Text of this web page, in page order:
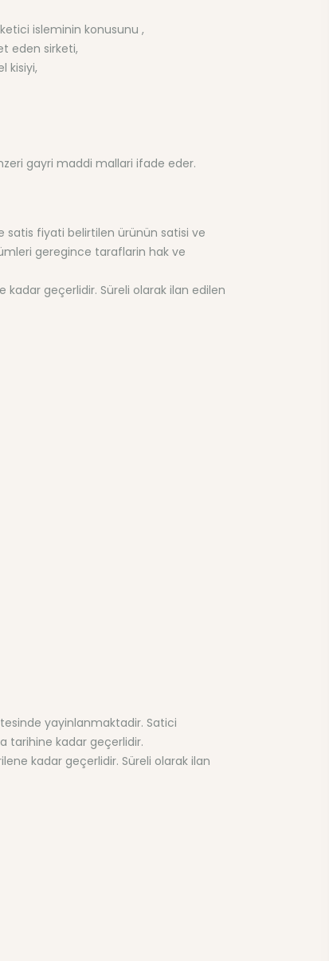
isleminin konusunu ,
eden sirketi,
kisiyi,
gayri maddi mallari ifade eder.
satis fiyati belirtilen ürünün satisi ve
geregince taraflarin hak ve
geçerlidir. Süreli olarak ilan edilen
yayinlanmaktadir. Satici
tarihine kadar geçerlidir.
kadar geçerlidir. Süreli olarak ilan